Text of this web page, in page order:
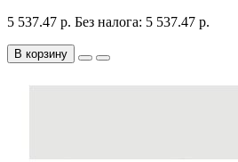
5 537.47 р. Без налога: 5 537.47 р.
В корзину